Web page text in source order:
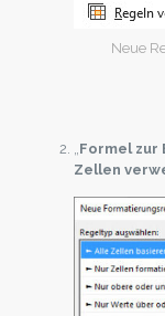
Neue
„Formel
Zellen